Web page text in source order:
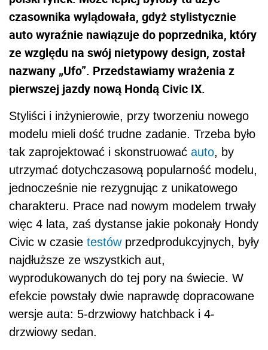
czasownika wylądowała, gdyż stylistycznie
auto wyraźnie nawiązuje do poprzednika, który
ze względu na swój nietypowy design, został
nazwany „Ufo”. Przedstawiamy wrażenia z
pierwszej jazdy nową Hondą Civic IX.
Styliści i inżynierowie, przy tworzeniu nowego
modelu mieli dość trudne zadanie. Trzeba było
tak zaprojektować i skonstruować auto, by
utrzymać dotychczasową popularność modelu,
jednocześnie nie rezygnując z unikatowego
charakteru. Prace nad nowym modelem trwały
więc 4 lata, zaś dystanse jakie pokonały Hondy
Civic w czasie testówprzedprodukcyjnych, były
najdłuższe ze wszystkich aut,
wyprodukowanych do tej pory na świecie. W
efekcie powstały dwie naprawdę dopracowane
wersje auta: 5-drzwiowy hatchback i 4-
drzwiowy sedan.